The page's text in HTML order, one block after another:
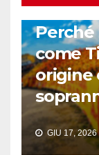
Perché
come
origine
GIU 17, 2026